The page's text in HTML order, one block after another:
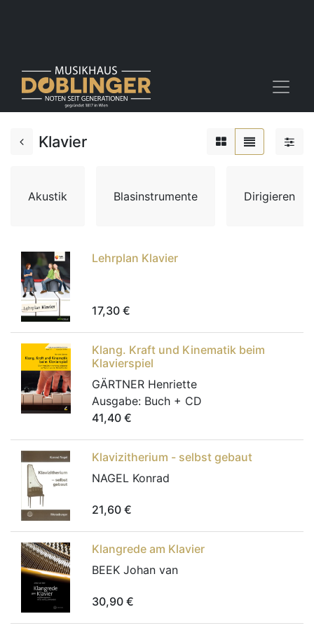
Klavier
Akustik Blasinstrumente Dirigieren
Lehrplan Klavier
17,30 €
Klang. Kraft und Kinematik beim
Klavierspiel
GÄRTNER Henriette
Ausgabe: Buch + CD
41,40 €
Klavizitherium - selbst gebaut
NAGEL Konrad
21,60 €
Klangrede am Klavier
BEEK Johan van
30,90 €